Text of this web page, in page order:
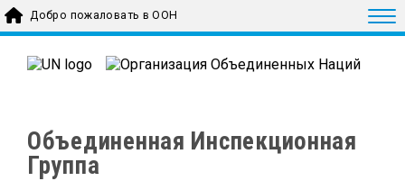
Skip to main content
Добро пожаловать в ООН
Объединенная Инспекционная
Группа